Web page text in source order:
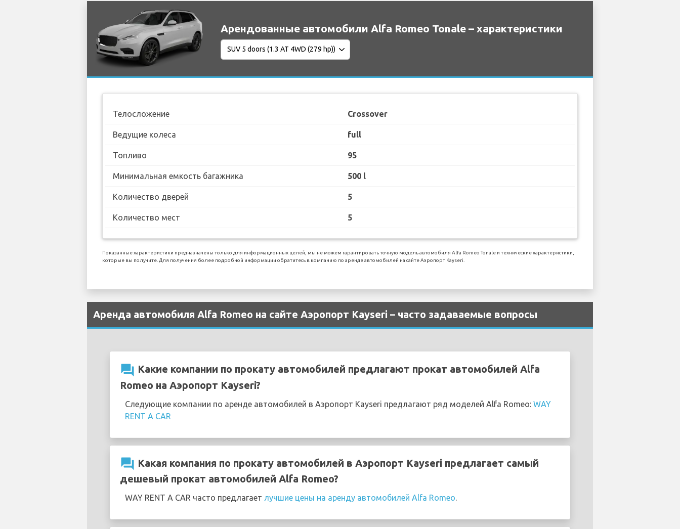
Арендованные автомобили Alfa Romeo Tonale – характеристики
Телосложение Crossover
Ведущие колеса full
Топливо 95
Минимальная емкость багажника 500 l
Количество дверей 5
Количество мест 5
Показанные характеристики предназначены только для информационных целей, мы не можем гарантировать точную модель автомобиля Alfa Romeo Tonale и технические характеристики,
которые вы получите. Для получения более подробной информации обратитесь в компанию по аренде автомобилей на сайте Аэропорт Kayseri.
Аренда автомобиля Alfa Romeo на сайте Аэропорт Kayseri – часто задаваемые вопросы
question_answer Какие компании по прокату автомобилей предлагают прокат автомобилей Alfa
Romeo на Аэропорт Kayseri?
Следующие компании по аренде автомобилей в Аэропорт Kayseri предлагают ряд моделей Alfa Romeo: WAY
RENT A CAR
question_answer Какая компания по прокату автомобилей в Аэропорт Kayseri предлагает самый
дешевый прокат автомобилей Alfa Romeo?
WAY RENT A CAR часто предлагает лучшие цены на аренду автомобилей Alfa Romeo.